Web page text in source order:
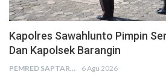
Kapolres Sawahlunto Pimpin
Dan Kapolsek Barangin
PEMRED SAPTARIUS 6 Agu 2026